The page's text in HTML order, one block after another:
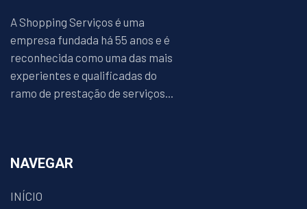
A Shopping Serviços é uma
empresa fundada há 55 anos e é
reconhecida como uma das mais
experientes e qualificadas do
ramo de prestação de serviços...
NAVEGAR
INÍCIO